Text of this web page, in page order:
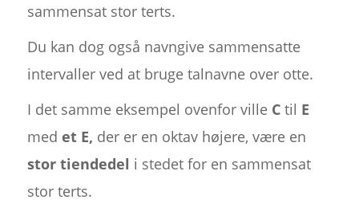
sammensat stor terts.
Du kan dog også navngive sammensatte
intervaller ved at bruge talnavne over otte.
I det samme eksempel ovenfor ville Ctil E
med et E, der er en oktav højere, være en
stor tiendedel i stedet for en sammensat
stor terts.